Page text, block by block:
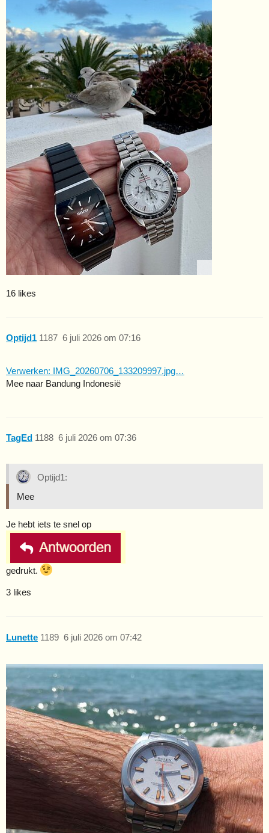
16 likes
Optijd1 6 juli 2026 om 07:16
1187
Verwerken: IMG_20260706_133209997.jpg…
Mee naar Bandung Indonesië
TagEd 6 juli 2026 om 07:36
1188
Optijd1:
Mee
Je hebt iets te snel op
gedrukt.
3 likes
Lunette 6 juli 2026 om 07:42
1189